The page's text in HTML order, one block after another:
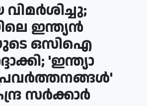
ഇന്ത്യന്‍
ഒസിഐ
'ഇന്ത്യാ
സര്‍ക്കാര്‍